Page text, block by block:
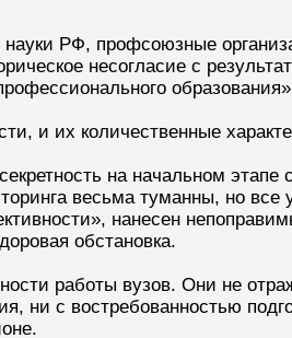
науки РФ, профсоюзные
несогласие с
и их количественные
на начальном
весьма туманны, но все
нанесен
обстановка.
работы вузов. Они не
ни с востребованностью